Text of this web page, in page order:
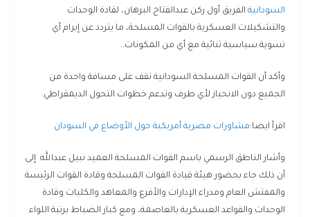
السودانية الفريق أول ركن عبدالفتاح البرهان، لقادة الوحدات
والتشكيلات العسكرية بالقوات المسلحة، ما يتردد عن إبرام أي
تسوية سياسية ثنائية مع أي من المكونات..
وأكد أن القوات المسلحة السودانية تقف على مسافة واحدة من
الجميع دون الانحياز لأي طرف وتدعم خطوات التحول الديمقراطي.
اقرأ ايضا:مشاورات مصرية أمريكية حول الأوضاع في السودان
وأشار الناطق الرسمي باسم القوات المسلحة العميد نبيل عبدالله إلى
أن ذلك جاء بحضور هيئة قيادة القوات المسلحة وقادة القوات الرئيسة
والمفتش العام ومدراء الإدارات والأفرع والمعاهد والكليات وقادة
الوحدات والقواعد العسكرية بالعاصمة، ومع كبار الضباط برتبة اللواء